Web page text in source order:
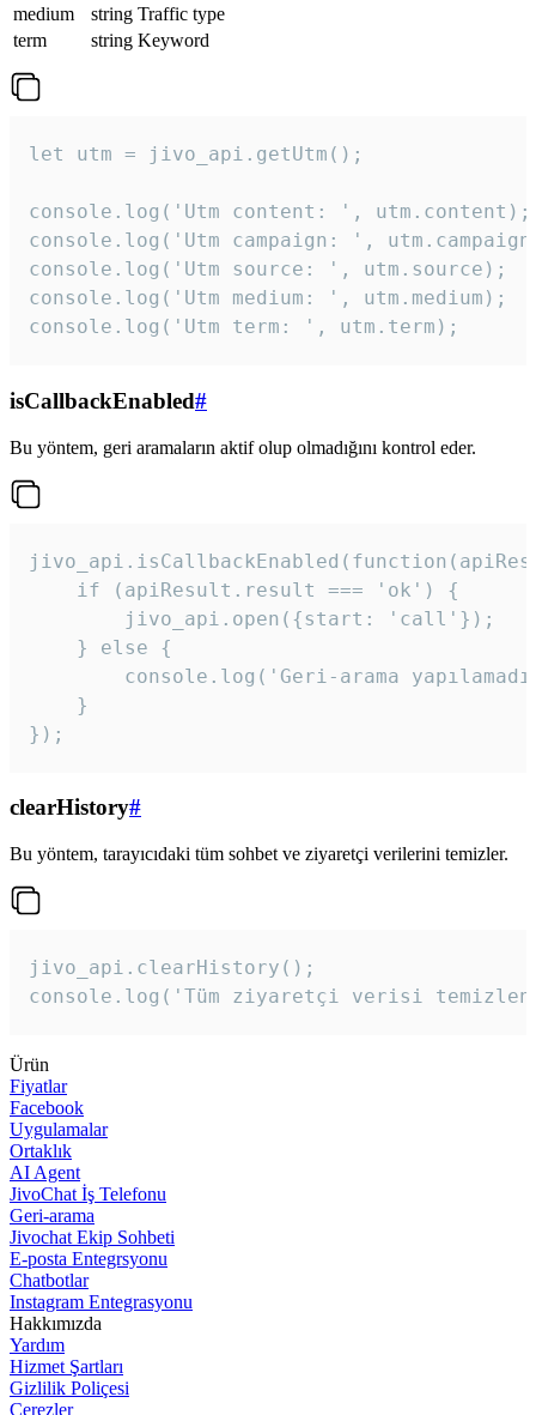
medium
string Traffic type
term
string Keyword
let utm = jivo_api.getUtm();
console.log('Utm content: ', utm.content);
console.log('Utm campaign: ',
console.log('Utm source: ', utm.source);
console.log('Utm medium: ', utm.medium);
console.log('Utm term: ', utm.term);
isCallbackEnabled#
Bu yöntem, geri aramaların aktif olup olmadığını kontrol eder.
    if (apiResult.result === 'ok') {
        jivo_api.open({start: 'call'});
    } else {
console.log('Geri-arama
    }
});
clearHistory#
Bu yöntem, tarayıcıdaki tüm sohbet ve ziyaretçi verilerini temizler.
jivo_api.clearHistory();
console.log('Tüm ziyaretçi verisi
Ürün
Fiyatlar
Facebook
Uygulamalar
Ortaklık
AI Agent
JivoChat İş Telefonu
Geri-arama
Jivochat Ekip Sohbeti
E-posta Entegrsyonu
Chatbotlar
Instagram Entegrasyonu
Hakkımızda
Yardım
Hizmet Şartları
Gizlilik Poliçesi
Çerezler